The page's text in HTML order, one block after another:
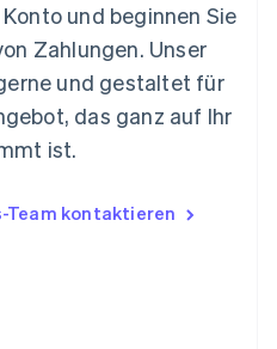
und beginnen Sie
Zahlungen. Unser
und gestaltet für
das ganz auf Ihr
ist.
Team kontaktieren